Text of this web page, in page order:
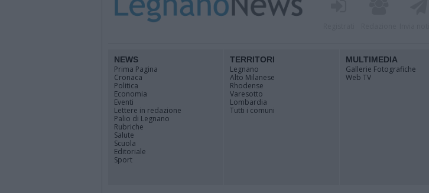
NEWS
Prima Pagina
Cronaca
Politica
Economia
Eventi
Lettere in redazione
Palio di Legnano
Rubriche
Salute
Scuola
Editoriale
Sport
TERRITORI
Legnano
Alto Milanese
Rhodense
Varesotto
Lombardia
Tutti i comuni
MULTIMEDIA
Gallerie Fotografiche
Web TV